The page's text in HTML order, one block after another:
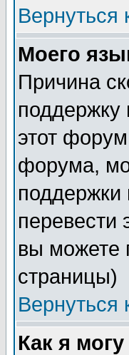
Вернуться
Моего
Причина
поддержку
этот
форума,
поддержки
вы можете
страницы)
Вернуться
Как я